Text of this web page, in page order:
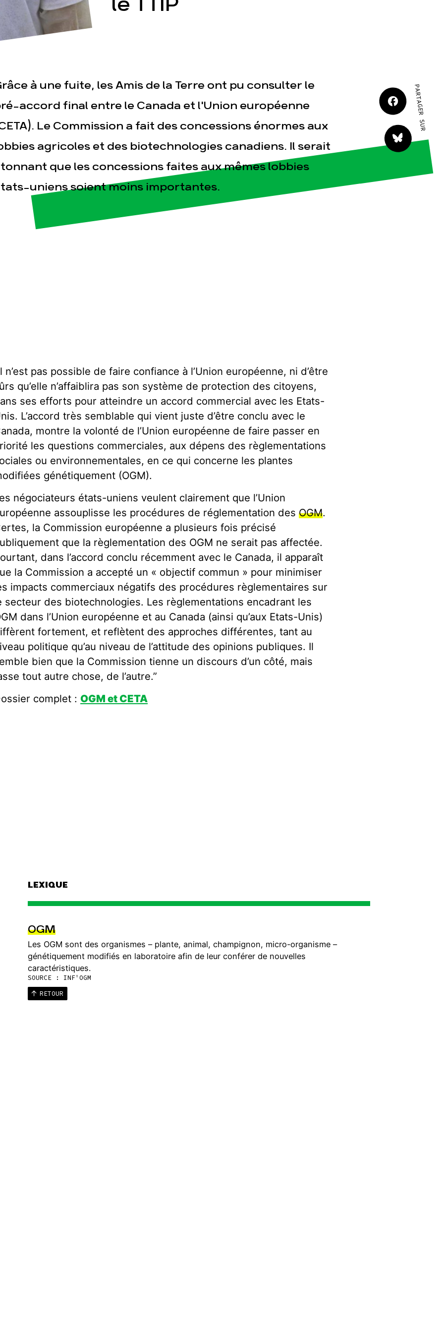
Publications Contact
le TTIP
à une fuite, les Amis de la Terre ont pu consulter le
accord final entre le Canada et l'Union européenne
Le Commission a fait des concessions énormes aux
agricoles et des biotechnologies canadiens. Il serait
que les concessions faites aux mêmes lobbies
uniens soient moins importantes.
PARTAGER SUR
n’est pas possible de faire confiance à l’Union européenne, ni d’être
qu’elle n’affaiblira pas son système de protection des citoyens,
ses efforts pour atteindre un accord commercial avec les Etats-
L’accord très semblable qui vient juste d’être conclu avec le
montre la volonté de l’Union européenne de faire passer en
les questions commerciales, aux dépens des règlementations
ou environnementales, en ce qui concerne les plantes
génétiquement (OGM).
négociateurs états-uniens veulent clairement que l’Union
assouplisse les procédures de réglementation desOGM.
la Commission européenne a plusieurs fois précisé
que la règlementation des OGM ne serait pas affectée.
dans l’accord conclu récemment avec le Canada, il apparaît
la Commission a accepté un « objectif commun » pour minimiser
impacts commerciaux négatifs des procédures règlementaires sur
secteur des biotechnologies. Les règlementations encadrant les
dans l’Union européenne et au Canada (ainsi qu’aux Etats-Unis)
fortement, et reflètent des approches différentes, tant au
politique qu’au niveau de l’attitude des opinions publiques. Il
bien que la Commission tienne un discours d’un côté, mais
tout autre chose, de l’autre.”
complet : OGM et CETA
LEXIQUE
OGM
Les OGM sont des organismes – plante, animal, champignon, micro-organisme –
génétiquement modifiés en laboratoire afin de leur conférer de nouvelles
caractéristiques.
SOURCE : INF'OGM
RETOUR